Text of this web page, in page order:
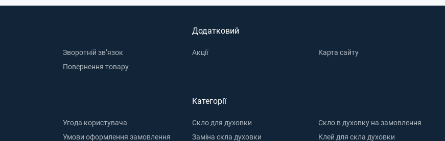
Зворотній зв’язок
Повернення товару
Додатковий
Акції Карта сайту
Угода користувача
Умови оформлення замовлення
Категорії
Скло для духовки
Заміна скла духовки
Скло в духовку на замовлення
Клей для скла духовки